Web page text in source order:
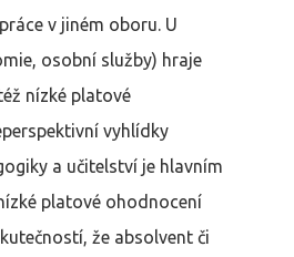
v jiném oboru. U
osobní služby) hraje
nízké platové
vyhlídky
a učitelství je hlavním
platové ohodnocení
že absolvent či